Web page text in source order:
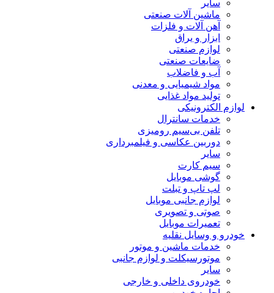
سایر
ماشین آلات صنعتی
آهن آلات و فلزات
ابزار و یراق
لوازم صنعتی
ضایعات صنعتی
آب و فاضلاب
مواد شیمیایی و معدنی
تولید مواد غذایی
لوازم الکترونیکی
خدمات سانترال
تلفن بی‌سیم رومیزی
دوربین عکاسی و فیلمبرداری
سایر
سیم کارت
گوشی موبایل
لپ تاپ و تبلت
لوازم جانبی موبایل
صوتی و تصویری
تعمیرات موبایل
خودرو و وسایل نقلیه
خدمات ماشین و موتور
موتورسیکلت و لوازم جانبی
سایر
خودروی داخلی و خارجی